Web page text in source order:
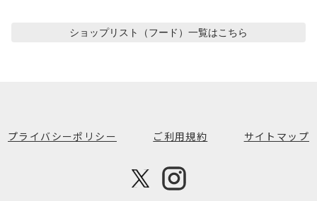
ショップリスト（フード） 一覧はこちら
プライバシーポリシー ご利用規約 サイトマップ